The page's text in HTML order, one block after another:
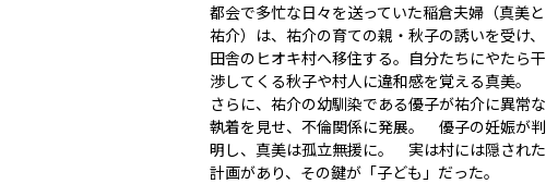
都会で多忙な日々を送っていた稲倉夫婦（真美と
祐介）は、祐介の育ての親・秋子の誘いを受け、
田舎のヒオキ村へ移住する。自分たちにやたら干
渉してくる秋子や村人に違和感を覚える真美。
さらに、祐介の幼馴染である優子が祐介に異常な
執着を見せ、不倫関係に発展。 優子の妊娠が判
明し、真美は孤立無援に。 実は村には隠された
計画があり、その鍵が「子ども」だった。